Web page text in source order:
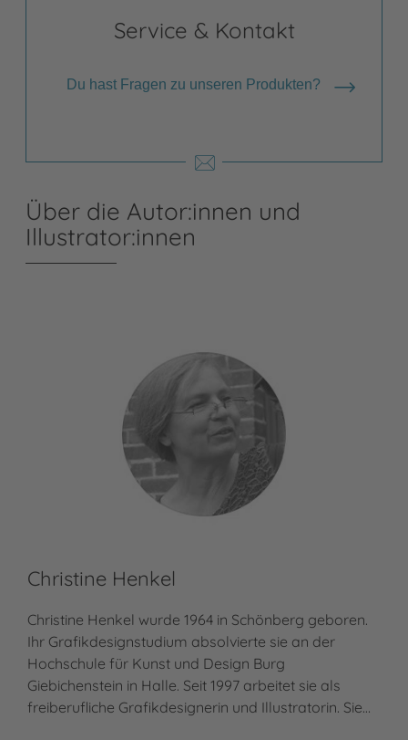
Service & Kontakt
Du hast Fragen zu unseren Produkten?
Über die Autor:innen und
Illustrator:innen
Christine Henkel
Christine Henkel wurde 1964 in Schönberg geboren.
Ihr Grafikdesignstudium absolvierte sie an der
Hochschule für Kunst und Design Burg
Giebichenstein in Halle. Seit 1997 arbeitet sie als
freiberufliche Grafikdesignerin und Illustratorin. Sie…